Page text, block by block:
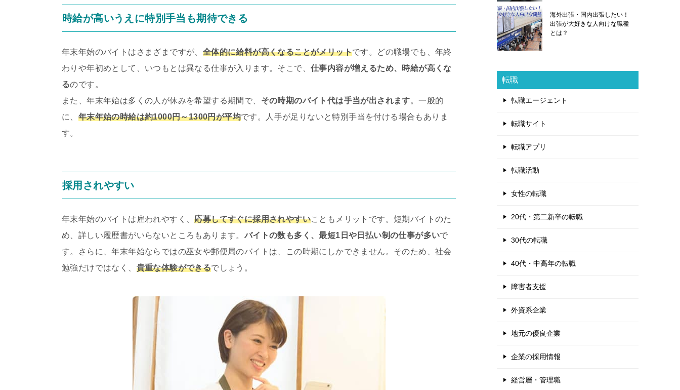
時給が高いうえに特別手当も期待できる
年末年始のバイトはさまざまですが、 全体的に給料が高くなることがメリットです。どの職場でも、年終
わりや年初めとして、いつもとは異なる仕事が入ります。そこで、 仕事内容が増えるため、時給が高くな
るのです。
また、年末年始は多くの人が休みを希望する期間で、 その時期のバイト代は手当が出されます。一般的
に、 年末年始の時給は約1000円～1300円が平均です。人手が足りないと特別手当を付ける場合もありま
す。
採用されやすい
年末年始のバイトは雇われやすく、応募してすぐに採用されやすいこともメリットです。短期バイトのた
め、詳しい履歴書がいらないところもあります。 バイトの数も多く、最短1日や日払い制の仕事が多いで
す。さらに、年末年始ならではの巫女や郵便局のバイトは、この時期にしかできません。そのため、社会
勉強だけではなく、 貴重な体験ができるでしょう。
海外出張・国内出張したい！
出張が大好きな人向けな職種
とは？
転職
転職エージェント
転職サイト
転職アプリ
転職活動
女性の転職
20代・第二新卒の転職
30代の転職
40代・中高年の転職
障害者支援
外資系企業
地元の優良企業
企業の採用情報
経営層・管理職